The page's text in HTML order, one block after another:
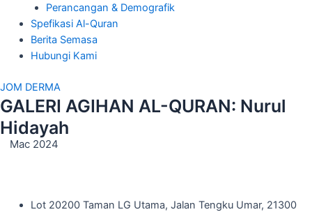
Perancangan & Demografik
Spefikasi Al-Quran
Berita Semasa
Hubungi Kami
JOM DERMA
GALERI AGIHAN AL-QURAN: Nurul
Hidayah
Mac 2024
Lot 20200 Taman LG Utama, Jalan Tengku Umar, 21300